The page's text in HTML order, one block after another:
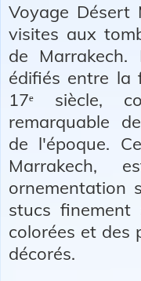
Voyage Désert
visites aux
de Marrakech.
édifiés entre la
17ᵉ siècle,
remarquable
de l'époque.
Marrakech,
ornementation
stucs finement
colorées et des
décorés.